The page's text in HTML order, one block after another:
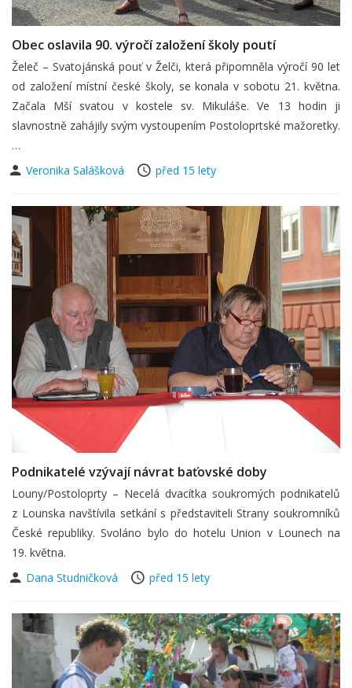
Obec oslavila 90. výročí založení školy poutí
Želeč – Svatojánská pouť v Želči, která připomněla výročí 90 let
od založení místní české školy, se konala v sobotu 21. května.
Začala Mší svatou v kostele sv. Mikuláše. Ve 13 hodin ji
slavnostně zahájily svým vystoupením Postoloprtské mažoretky.
…
Veronika Salášková
před 15 lety
Podnikatelé vzývají návrat baťovské doby
Louny/Postoloprty – Necelá dvacítka soukromých podnikatelů
z Lounska navštívila setkání s představiteli Strany soukromníků
České republiky. Svoláno bylo do hotelu Union v Lounech na
19. května.
Dana Studničková
před 15 lety